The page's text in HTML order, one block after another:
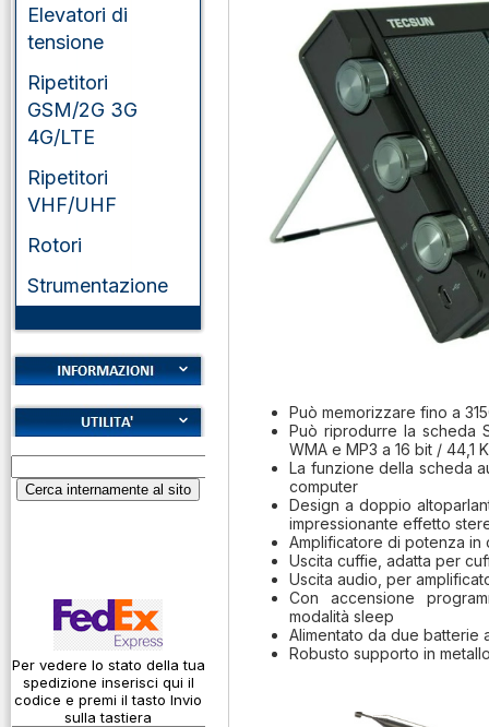
Elevatori di
tensione
Ripetitori
GSM/2G 3G
4G/LTE
Ripetitori
VHF/UHF
Rotori
Strumentazione
Cookies
Diritto di recesso
Garanzie
Alfabeto Fonetico
ICAO
Codice Q
Come si usa un
cavo
Connessioni
microfoniche
Per vedere lo stato della tua
spedizione inserisci qui il
codice e premi il tasto Invio
sulla tastiera
Può memorizzare fino a
Può riprodurre la scheda
WMA e MP3 a 16 bit / 44,1
La funzione della scheda
computer
Design a doppio
impressionante effetto
Amplificatore di potenza in
Uscita cuffie, adatta per
Uscita audio, per
Con accensione
modalità sleep
Alimentato da due batterie
Robusto supporto in